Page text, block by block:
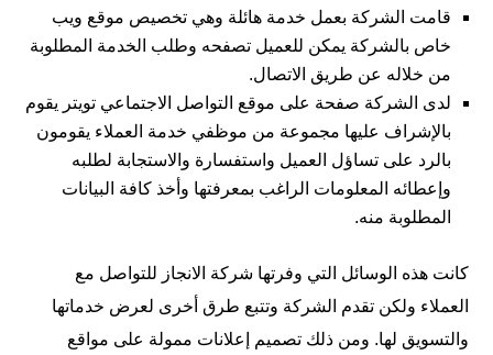
قامت الشركة بعمل خدمة هائلة وهي تخصيص موقع ويب
خاص بالشركة يمكن للعميل تصفحه وطلب الخدمة المطلوبة
من خلاله عن طريق الاتصال.
لدى الشركة صفحة على موقع التواصل الاجتماعي تويتر يقوم
بالإشراف عليها مجموعة من موظفي خدمة العملاء يقومون
بالرد على تساؤل العميل واستفسارة والاستجابة لطلبه
وإعطائه المعلومات الراغب بمعرفتها وأخذ كافة البيانات
المطلوبة منه.
كانت هذه الوسائل التي وفرتها شركة الانجاز للتواصل مع
العملاء ولكن تقدم الشركة وتتبع طرق أخرى لعرض خدماتها
والتسويق لها. ومن ذلك تصميم إعلانات ممولة على مواقع